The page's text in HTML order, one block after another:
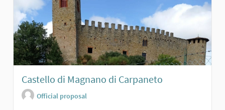
Castello di Magnano di Carpaneto
Official proposal